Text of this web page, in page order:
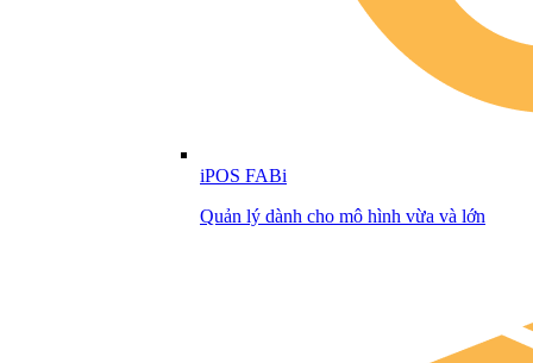
iPOS FABi
Quản lý dành cho mô hình vừa và lớn